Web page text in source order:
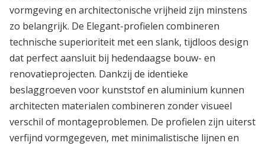
vormgeving en architectonische vrijheid zijn minstens
zo belangrijk. De Elegant-profielen combineren
technische superioriteit met een slank, tijdloos design
dat perfect aansluit bij hedendaagse bouw- en
renovatieprojecten. Dankzij de identieke
beslaggroeven voor kunststof en aluminium kunnen
architecten materialen combineren zonder visueel
verschil of montageproblemen. De profielen zijn uiterst
verfijnd vormgegeven, met minimalistische lijnen en